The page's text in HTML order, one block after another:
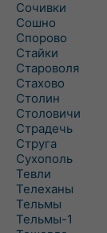
Сочивки
Сошно
Спорово
Стайки
Староволя
Стахово
Столин
Столовичи
Страдечь
Струга
Сухополь
Тевли
Телеханы
Тельмы
Тельмы-1